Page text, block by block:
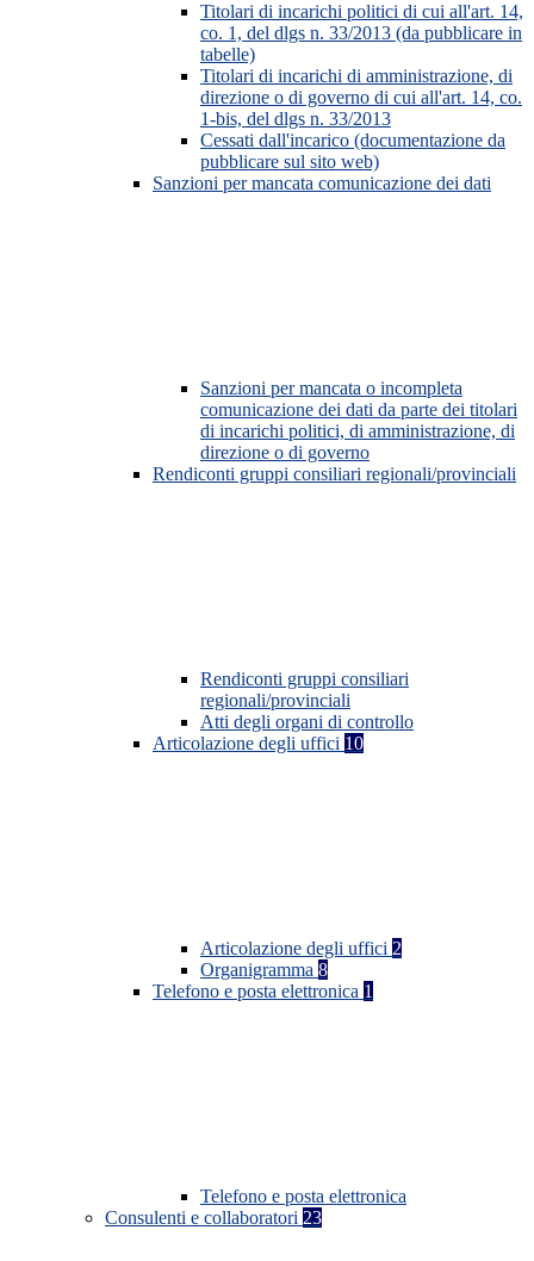
Titolari di incarichi politici di cui all'art. 14,
co. 1, del dlgs n. 33/2013 (da pubblicare in
tabelle)
Titolari di incarichi di amministrazione, di
direzione o di governo di cui all'art. 14, co.
1-bis, del dlgs n. 33/2013
Cessati dall'incarico (documentazione da
pubblicare sul sito web)
Sanzioni per mancata comunicazione dei dati
Sanzioni per mancata o incompleta
comunicazione dei dati da parte dei titolari
di incarichi politici, di amministrazione, di
direzione o di governo
Rendiconti gruppi consiliari regionali/provinciali
Rendiconti gruppi consiliari
regionali/provinciali
Atti degli organi di controllo
Articolazione degli uffici 10
Articolazione degli uffici 2
Organigramma 8
Telefono e posta elettronica 1
Telefono e posta elettronica
Consulenti e collaboratori 23